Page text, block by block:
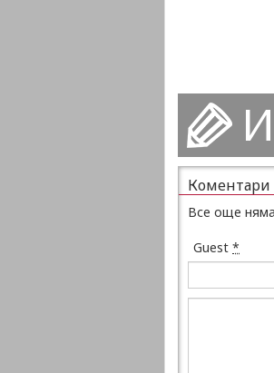
Коментари
Все още
Guest *